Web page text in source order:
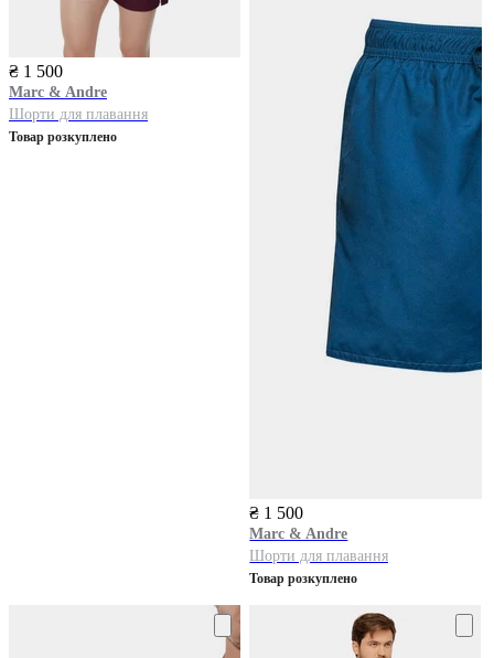
₴ 1 500
Marc & Andre
Шорти для плавання
Товар розкуплено
₴ 1 500
Marc & Andre
Шорти для плавання
Товар розкуплено